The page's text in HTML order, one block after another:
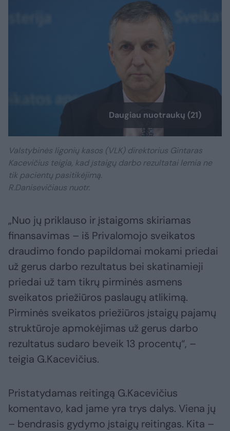
Daugiau nuotraukų (21)
Valstybinės ligonių kasos (VLK) direktorius Gintaras
Kacevičius teigia, kad įstaigų darbo rezultatai lemia ne
tik pacientų pasitikėjimą.
R.Danisevičiaus nuotr.
„Nuo jų priklauso ir įstaigoms skiriamas
finansavimas – iš Privalomojo sveikatos
draudimo fondo papildomai mokami priedai
už gerus darbo rezultatus bei skatinamieji
priedai už tam tikrų pirminės asmens
sveikatos priežiūros paslaugų atlikimą.
Pirminės sveikatos priežiūros įstaigų pajamų
struktūroje apmokėjimas už gerus darbo
rezultatus sudaro beveik 13 procentų“, –
teigia G.Kacevičius.
Pristatydamas reitingą G.Kacevičius
komentavo, kad jame yra trys dalys. Viena jų
– bendrasis gydymo įstaigų reitingas. Kita –